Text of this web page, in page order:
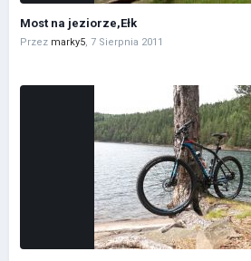
Most na jeziorze,Ełk
Przez marky5, 7 Sierpnia 2011